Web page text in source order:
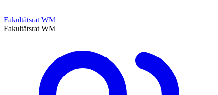
Fakultätsrat WM
Fakultätsrat WM